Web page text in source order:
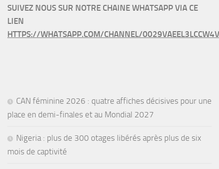
SUIVEZ NOUS SUR NOTRE CHAINE WHATSAPP VIA CE
LIEN
HTTPS://WHATSAPP.COM/CHANNEL/
CAN féminine 2026 : quatre affiches décisives pour une
place en demi-finales et au Mondial 2027
Nigeria : plus de 300 otages libérés après plus de six
mois de captivité